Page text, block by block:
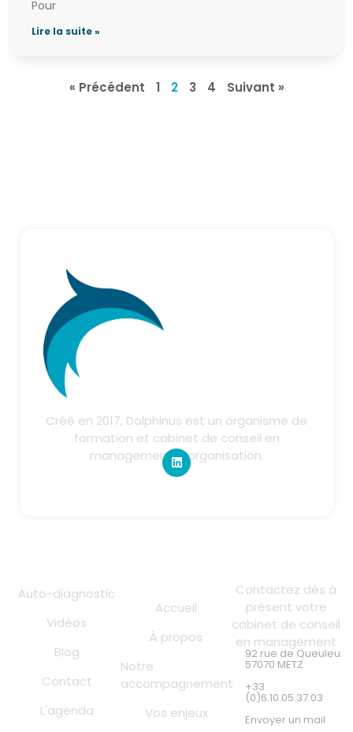
Pour
Lire la suite »
« Précédent 1 2 3 4 Suivant »
Créé en 2017, Dolphinus est un organisme de
formation et cabinet de conseil en
management & organisation.
Auto-diagnostic
Vidéos
Blog
Contact
L'agenda
Accueil
À propos
Notre
accompagnement
Vos enjeux
Contactez dès à
présent votre
cabinet de conseil
en management
92 rue de Queuleu
57070 METZ
+33
(0)6.10.05.37.03
Envoyer un mail